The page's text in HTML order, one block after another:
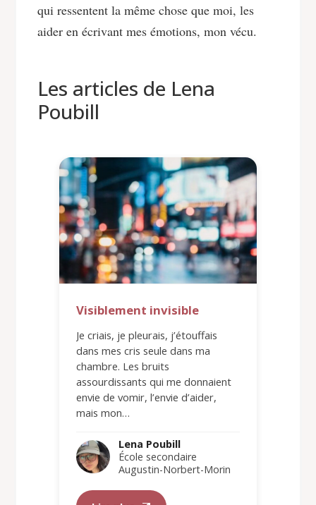
qui ressentent la même chose que moi, les
aider en écrivant mes émotions, mon vécu.
Les articles de Lena
Poubill
Visiblement invisible
Je criais, je pleurais, j’étouffais
dans mes cris seule dans ma
chambre. Les bruits
assourdissants qui me donnaient
envie de vomir, l’envie d’aider,
mais mon…
Lena Poubill
École secondaire
Augustin-Norbert-Morin